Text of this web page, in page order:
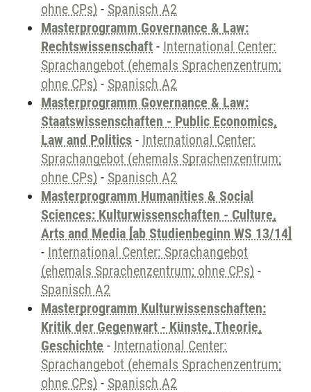
ohne CPs) - Spanisch A2
Masterprogramm Governance & Law:
Rechtswissenschaft - International Center:
Sprachangebot (ehemals Sprachenzentrum;
ohne CPs) - Spanisch A2
Masterprogramm Governance & Law:
Staatswissenschaften - Public Economics,
Law and Politics - International Center:
Sprachangebot (ehemals Sprachenzentrum;
ohne CPs) - Spanisch A2
Masterprogramm Humanities & Social
Sciences: Kulturwissenschaften - Culture,
Arts and Media [ab Studienbeginn WS 13/14]
- International Center: Sprachangebot
(ehemals Sprachenzentrum; ohne CPs) -
Spanisch A2
Masterprogramm Kulturwissenschaften:
Kritik der Gegenwart - Künste, Theorie,
Geschichte - International Center:
Sprachangebot (ehemals Sprachenzentrum;
ohne CPs) - Spanisch A2